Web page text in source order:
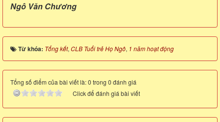
Ngô Văn Chương
Từ khóa: Tổng kết,CLB Tuổi trẻ Họ Ngô, 1 năm hoạt động
Tổng số điểm của bài viết là: 0 trong 0 đánh giá
Click để đánh giá bài viết